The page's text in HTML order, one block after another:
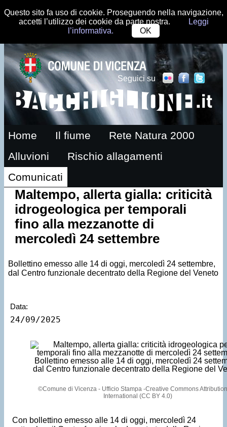
Questo sito fa uso di cookie. Proseguendo nella navigazione,
accetti l’utilizzo dei cookie da parte nostra.
Leggi
l’informativa.
OK
Seguici su
Home Il fiume
Rete Natura 2000
Alluvioni
Rischio allagamenti
Comunicati
Maltempo, allerta gialla: criticità
idrogeologica per temporali
fino alla mezzanotte di
mercoledì 24 settembre
Bollettino emesso alle 14 di oggi, mercoledì 24 settembre,
dal Centro funzionale decentrato della Regione del Veneto
Data:
24/09/2025
©Comune di Vicenza - Ufficio Stampa -Creative Commons
International (CC BY 4.0)
Con bollettino emesso alle 14 di oggi, mercoledì 24